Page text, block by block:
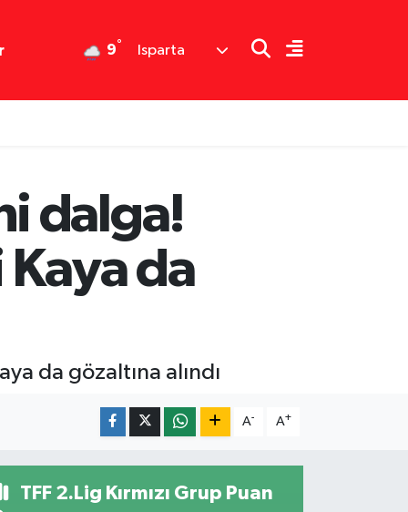
9° Isparta
dalga!
da
da gözaltına alındı
A- A+
TFF 2.Lig Kırmızı Grup Puan